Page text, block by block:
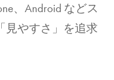
、Android などス
見やすさ」を追求